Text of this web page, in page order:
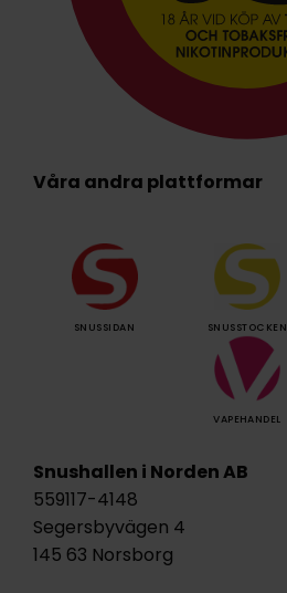
Våra andra plattformar
SNUSSIDAN SNUSSTOCKEN
VAPEHANDEL
Snushallen i Norden AB
559117-4148
Segersbyvägen 4
145 63 Norsborg